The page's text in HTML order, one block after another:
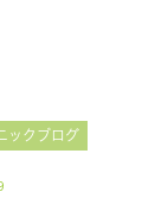
ックブログ